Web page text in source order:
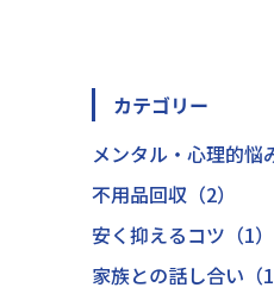
カテゴリー
メンタル・心理的悩
不用品回収（2）
安く抑えるコツ（1）
家族との話し合い（